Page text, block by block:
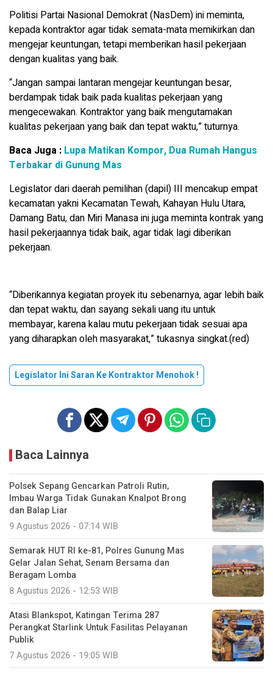
Politisi Partai Nasional Demokrat (NasDem) ini meminta,
kepada kontraktor agar tidak semata-mata memikirkan dan
mengejar keuntungan, tetapi memberikan hasil pekerjaan
dengan kualitas yang baik.
“Jangan sampai lantaran mengejar keuntungan besar,
berdampak tidak baik pada kualitas pekerjaan yang
mengecewakan. Kontraktor yang baik mengutamakan
kualitas pekerjaan yang baik dan tepat waktu,” tuturnya.
Baca Juga : Lupa Matikan Kompor, Dua Rumah Hangus
Terbakar di Gunung Mas
Legislator dari daerah pemilihan (dapil) III mencakup empat
kecamatan yakni Kecamatan Tewah, Kahayan Hulu Utara,
Damang Batu, dan Miri Manasa ini juga meminta kontrak yang
hasil pekerjaannya tidak baik, agar tidak lagi diberikan
pekerjaan.
“Diberikannya kegiatan proyek itu sebenarnya, agar lebih baik
dan tepat waktu, dan sayang sekali uang itu untuk
membayar, karena kalau mutu pekerjaan tidak sesuai apa
yang diharapkan oleh masyarakat,” tukasnya singkat.(red)
Legislator Ini Saran Ke Kontraktor Menohok !
Baca Lainnya
Polsek Sepang Gencarkan Patroli Rutin,
Imbau Warga Tidak Gunakan Knalpot Brong
dan Balap Liar
9 Agustus 2026 - 07:14 WIB
Semarak HUT RI ke-81, Polres Gunung Mas
Gelar Jalan Sehat, Senam Bersama dan
Beragam Lomba
8 Agustus 2026 - 12:53 WIB
Atasi Blankspot, Katingan Terima 287
Perangkat Starlink Untuk Fasilitas Pelayanan
Publik
7 Agustus 2026 - 19:05 WIB